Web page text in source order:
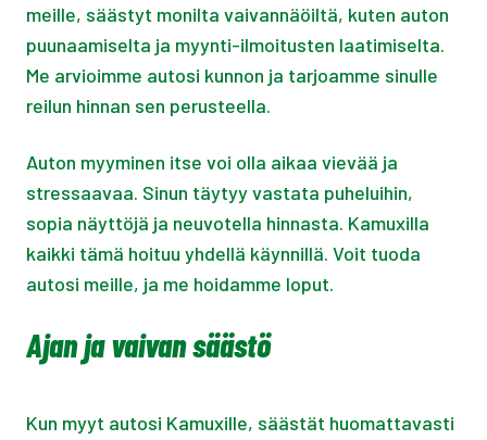
meille, säästyt monilta vaivannäöiltä, kuten auton
puunaamiselta ja myynti-ilmoitusten laatimiselta.
Me arvioimme autosi kunnon ja tarjoamme sinulle
reilun hinnan sen perusteella.
Auton myyminen itse voi olla aikaa vievää ja
stressaavaa. Sinun täytyy vastata puheluihin,
sopia näyttöjä ja neuvotella hinnasta. Kamuxilla
kaikki tämä hoituu yhdellä käynnillä. Voit tuoda
autosi meille, ja me hoidamme loput.
Ajan ja vaivan säästö
Kun myyt autosi Kamuxille, säästät huomattavasti